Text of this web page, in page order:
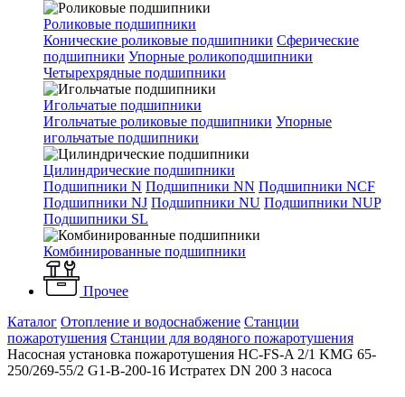
Роликовые подшипники
Конические роликовые подшипники Сферические
подшипники Упорные роликоподшипники
Четырехрядные подшипники
Игольчатые подшипники
Игольчатые роликовые подшипники Упорные
игольчатые подшипники
Цилиндрические подшипники
Подшипники N Подшипники NN Подшипники NCF
Подшипники NJ Подшипники NU Подшипники NUP
Подшипники SL
Комбинированные подшипники
Прочее
Каталог Отопление и водоснабжение Станции
пожаротушения Станции для водяного пожаротушения
Насосная установка пожаротушения HC-FS-A 2/1 KMG 65-
250/269-55/2 G1-B-200-16 Истратех DN 200 3 насоса